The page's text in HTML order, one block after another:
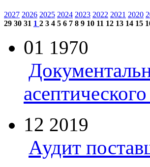
2027 2026 2025 2024 2023 2022 2021 2020
29 30 31 1 2 3 4 5 6 7 8 9 10 11 12 13 14 15
01 1970
12 2019
Аудит